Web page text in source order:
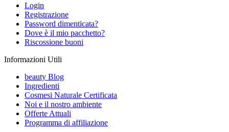
Login
Registrazione
Password dimenticata?
Dove è il mio pacchetto?
Riscossione buoni
Informazioni Utili
beauty Blog
Ingredienti
Cosmesi Naturale Certificata
Noi e il nostro ambiente
Offerte Attuali
Programma di affiliazione